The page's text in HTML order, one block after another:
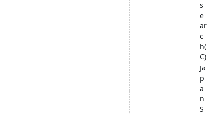
s
e
ar
c
h(
C)
Ja
p
a
n
S